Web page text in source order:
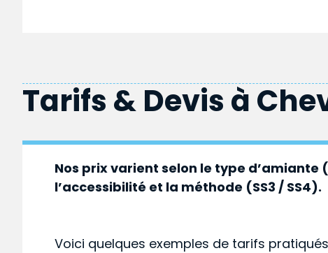
Tarifs & Devis à
Nos prix varient selon le type
l’accessibilité et la méthode (SS3 / SS4).
Voici quelques exemples de tarifs pratiqués